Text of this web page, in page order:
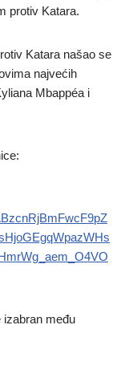
protiv Katara.
Katara našao se
najvećih
Mbappéa i
izabran među